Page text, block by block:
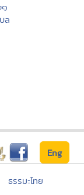
ล
Eng
ธรรมะไทย